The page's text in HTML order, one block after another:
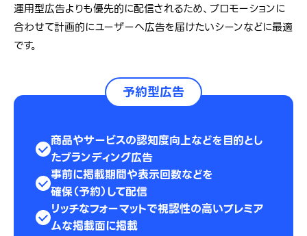
運用型広告よりも優先的に配信されるため、プロモーションに
合わせて計画的にユーザーへ広告を届けたいシーンなどに最適
です。
予約型広告
商品やサービスの認知度向上などを目的とし
たブランディング広告
事前に掲載期間や表示回数などを
確保（予約）して配信
リッチなフォーマットで視認性の高いプレミア
ムな掲載面に掲載